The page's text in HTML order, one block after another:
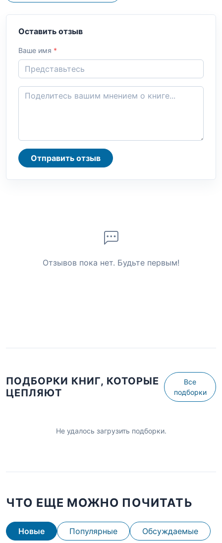
Оставить отзыв
Ваше имя *
Отправить отзыв
Отзывов пока нет. Будьте первым!
ПОДБОРКИ КНИГ, КОТОРЫЕ
ЦЕПЛЯЮТ
Все
подборки
Не удалось загрузить подборки.
ЧТО ЕЩЕ МОЖНО ПОЧИТАТЬ
Новые Популярные Обсуждаемые